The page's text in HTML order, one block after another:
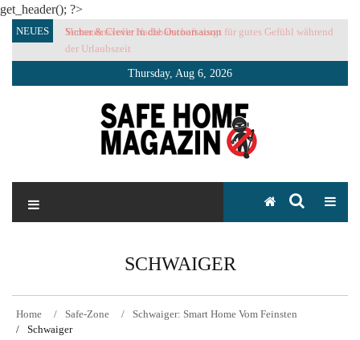
get_header(); ?>
SkipNEUES Sicher & Clever in die Outoorsaison
Vertrauensvolle Nachbarschaft sorgt für gutes Gefühl während
der Urlaubszeit
Thursday, Aug 6, 2026
SAFE HOME Magazin
SCHWAIGER
Home Safe-Zone
Schwaiger: Smart Home Vom Feinsten
Schwaiger